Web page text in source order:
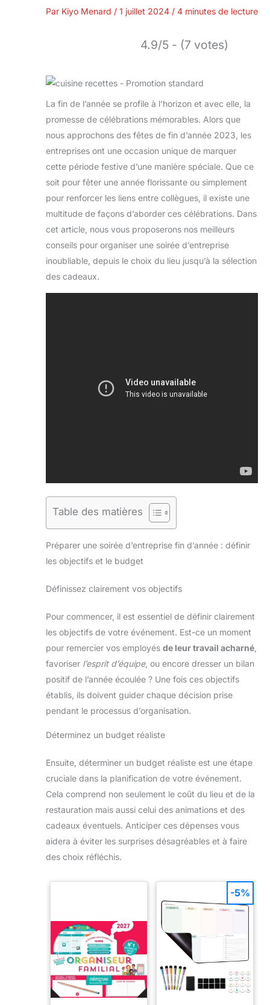
Par Kiyo Menard / 1 juillet 2024 / 4 minutes de lecture
4.9/5 - (7 votes)
La fin de l’année se profile à l’horizon et avec elle, la
promesse de célébrations mémorables. Alors que
nous approchons des fêtes de fin d’année 2023, les
entreprises ont une occasion unique de marquer
cette période festive d’une manière spéciale. Que ce
soit pour fêter une année florissante ou simplement
pour renforcer les liens entre collègues, il existe une
multitude de façons d’aborder ces célébrations. Dans
cet article, nous vous proposerons nos meilleurs
conseils pour organiser une soirée d’entreprise
inoubliable, depuis le choix du lieu jusqu’à la sélection
des cadeaux.
Table des matières
Préparer une soirée d’entreprise fin d’année : définir
les objectifs et le budget
Définissez clairement vos objectifs
Pour commencer, il est essentiel de définir clairement
les objectifs de votre événement. Est-ce un moment
pour remercier vos employés de leur travail acharné
favoriser l’esprit d’équipe, ou encore dresser un bilan
positif de l’année écoulée ? Une fois ces objectifs
établis, ils doivent guider chaque décision prise
pendant le processus d’organisation.
Déterminez un budget réaliste
Ensuite, déterminer un budget réaliste est une étape
cruciale dans la planification de votre événement.
Cela comprend non seulement le coût du lieu et de la
restauration mais aussi celui des animations et des
cadeaux éventuels. Anticiper ces dépenses vous
aidera à éviter les surprises désagréables et à faire
des choix réfléchis.
-5%